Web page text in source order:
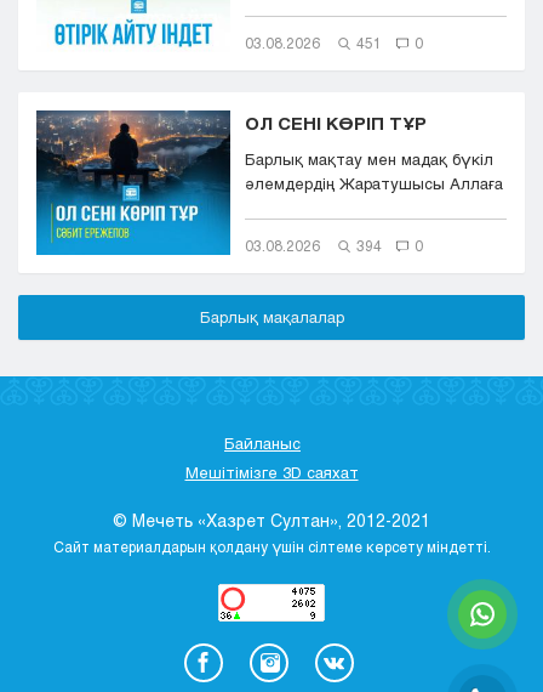
03.08.2026 451 0
ОЛ СЕНІ КӨРІП ТҰР
Барлық мақтау мен мадақ бүкіл
әлемдердің Жаратушысы Аллаға
03.08.2026 394 0
Барлық мақалалар
Байланыс
Мешітімізге 3D саяхат
© Мечеть «Хазрет Султан», 2012-2021
Сайт материалдарын қолдану үшін сілтеме көрсету міндетті.